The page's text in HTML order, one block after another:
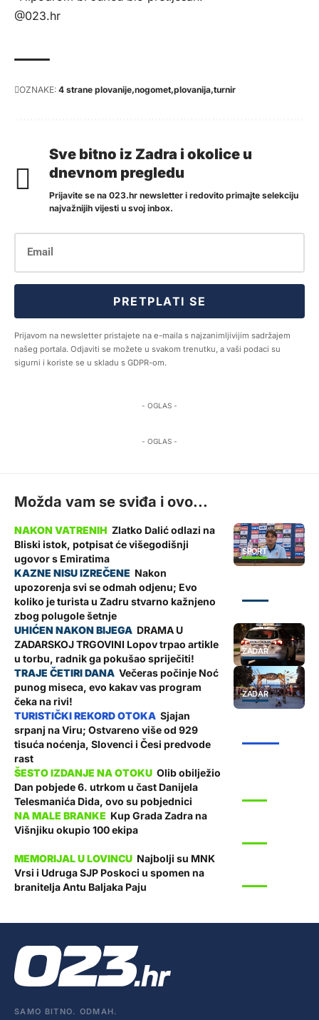
@023.hr
OZNAKE: 4 strane plovanije nogomet plovanija turnir
Sve bitno iz Zadra i okolice u
dnevnom pregledu
Prijavite se na 023.hr newsletter i redovito primajte selekciju
najvažnijih vijesti u svoj inbox.
PRETPLATI SE
Prijavom na newsletter pristajete na e-maila s najzanimljivijim sadržajem
našeg portala. Odjaviti se možete u svakom trenutku, a vaši podaci su
sigurni i koriste se u skladu s GDPR-om.
- OGLAS -
- OGLAS -
Možda vam se sviđa i ovo...
SPORT
Zlatko Dalić odlazi na
Bliski istok, potpisat će višegodišnji
ugovor s Emiratima
Nakon
upozorenja svi se odmah odjenu; Evo
koliko je turista u Zadru stvarno kažnjeno
zbog polugole šetnje
ZADAR
DRAMA U
ZADARSKOJ TRGOVINI Lopov trpao artikle
u torbu, radnik ga pokušao spriječiti!
ZADAR
Večeras počinje Noć
punog miseca, evo kakav vas program
čeka na rivi!
Sjajan
srpanj na Viru; Ostvareno više od 929
tisuća noćenja, Slovenci i Česi predvode
rast
Olib obilježio
Dan pobjede 6. utrkom u čast Danijela
Telesmanića Dida, ovo su pobjednici
Kup Grada Zadra na
Višnjiku okupio 100 ekipa
Najbolji su MNK
Vrsi i Udruga SJP Poskoci u spomen na
branitelja Antu Baljaka Paju
SAMO BITNO. ODMAH.